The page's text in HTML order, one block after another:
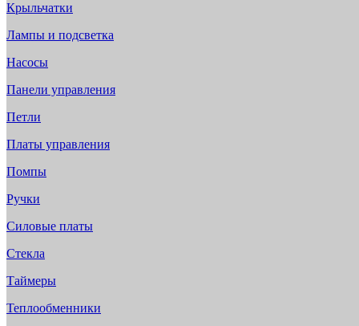
Крыльчатки
Лампы и подсветка
Насосы
Панели управления
Петли
Платы управления
Помпы
Ручки
Силовые платы
Стекла
Таймеры
Теплообменники